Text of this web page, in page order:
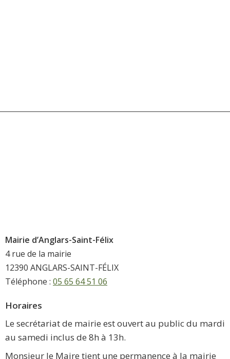
Mairie d’Anglars-Saint-Félix
4 rue de la mairie
12390 ANGLARS-SAINT-FÉLIX
Téléphone : 05 65 64 51 06
Horaires
Le secrétariat de mairie est ouvert au public du mardi
au samedi inclus de 8h à 13h.
Monsieur le Maire tient une permanence à la mairie